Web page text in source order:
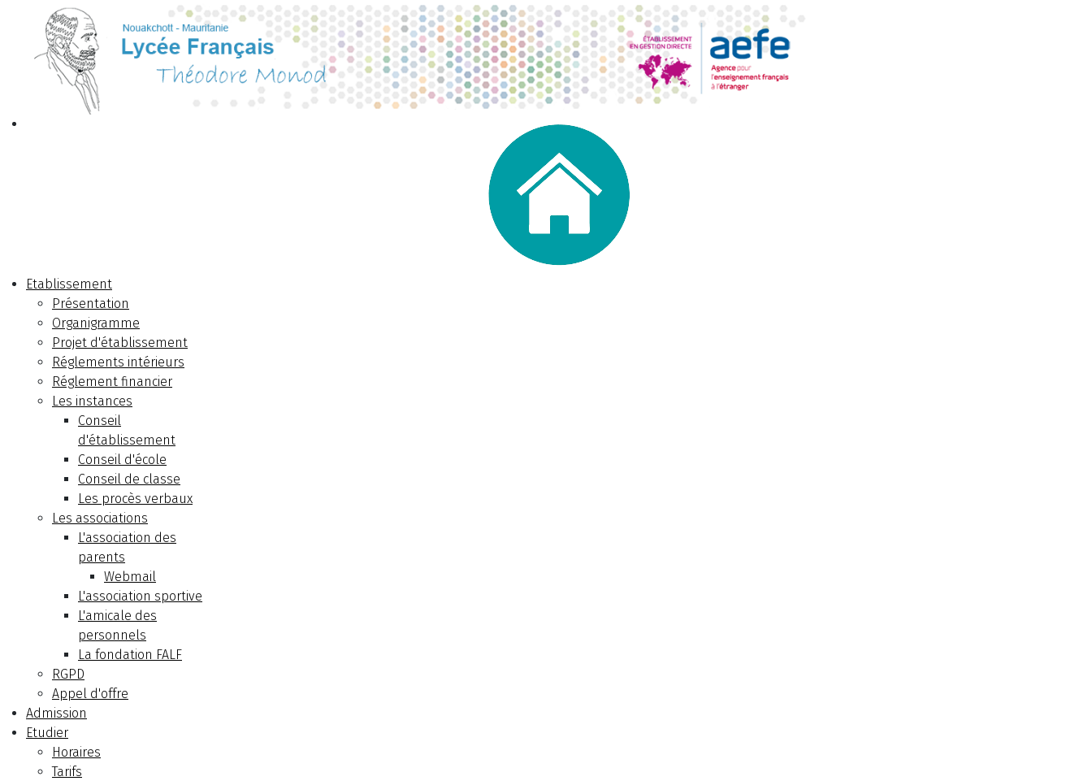
Etablissement
Présentation
Organigramme
Projet d'établissement
Réglements intérieurs
Réglement financier
Les instances
Conseil
d'établissement
Conseil d'école
Conseil de classe
Les procès verbaux
Les associations
L'association des
parents
Webmail
L'association sportive
L'amicale des
personnels
La fondation FALF
RGPD
Appel d'offre
Admission
Etudier
Horaires
Tarifs